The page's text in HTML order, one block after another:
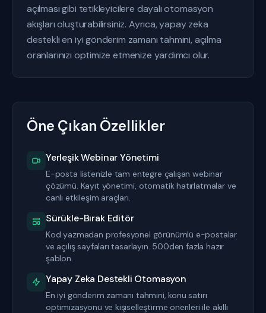
açılması gibi tetikleyicilere dayalı otomasyon
akışları oluşturabilirsiniz. Ayrıca, yapay zeka
destekli en iyi gönderim zamanı tahmini, açılma
oranlarınızı optimize etmenize yardımcı olur.
Öne Çıkan Özellikler
Yerleşik Webinar Yönetimi
E-posta listenizle tam entegre çalışan webinar
çözümü. Kayıt yönetimi, otomatik hatırlatmalar ve
canlı etkileşim araçları.
Sürükle-Bırak Editör
Kod yazmadan profesyonel görünümlü e-postalar
ve açılış sayfaları tasarlayın. 500den fazla hazır
şablon.
Yapay Zeka Destekli Otomasyon
En iyi gönderim zamanı tahmini, konu satırı
optimizasyonu ve kişiselleştirme önerileri ile akıllı